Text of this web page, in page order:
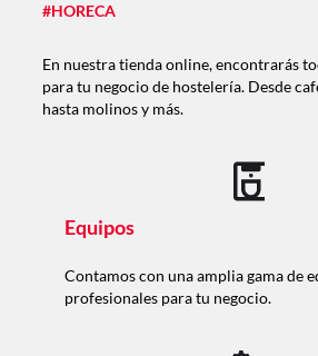
#HORECA
En nuestra tienda online, encontrarás
para tu negocio de hostelería. Desde
hasta molinos y más.
Equipos
Contamos con una amplia gama de
profesionales para tu negocio.